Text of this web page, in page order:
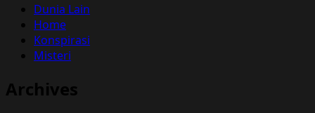
Dunia Lain
Home
Konspirasi
Misteri
Archives